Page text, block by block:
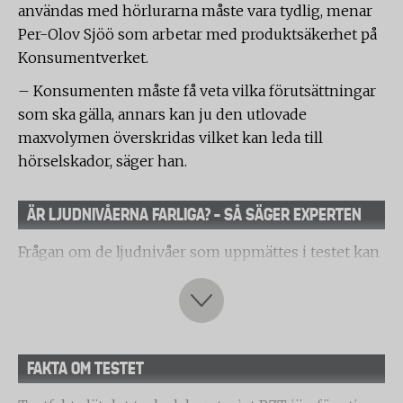
användas med hörlurarna måste vara tydlig, menar
Per-Olov Sjöö som arbetar med produktsäkerhet på
Konsumentverket.
– Konsumenten måste få veta vilka förutsättningar
som ska gälla, annars kan ju den utlovade
maxvolymen överskridas vilket kan leda till
hörselskador, säger han.
ÄR LJUDNIVÅERNA FARLIGA? – SÅ SÄGER EXPERTEN
Frågan om de ljudnivåer som uppmättes i testet kan
vara skadliga för barnen som lyssnar är inte helt lätt
att besvara. Stig Arlinger är Professor Emeritus i
Audiologi och har bland annat forskat om tinnitus
ljudnivån i kombination med hur lång tid barnet
FAKTA OM TESTET